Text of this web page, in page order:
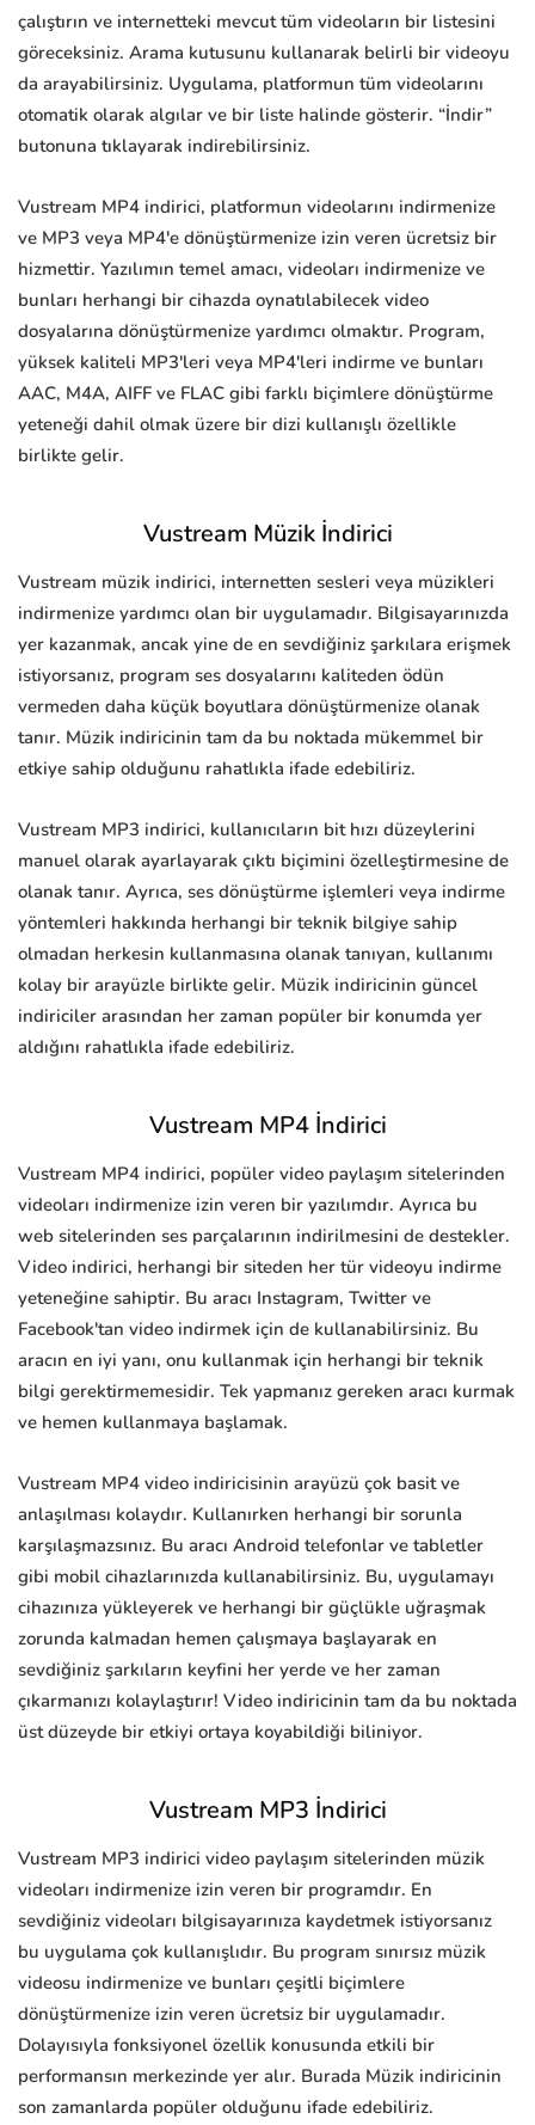
çalıştırın ve internetteki mevcut tüm videoların bir listesini
göreceksiniz. Arama kutusunu kullanarak belirli bir videoyu
da arayabilirsiniz. Uygulama, platformun tüm videolarını
otomatik olarak algılar ve bir liste halinde gösterir. “İndir”
butonuna tıklayarak indirebilirsiniz.
Vustream MP4 indirici, platformun videolarını indirmenize
ve MP3 veya MP4'e dönüştürmenize izin veren ücretsiz bir
hizmettir. Yazılımın temel amacı, videoları indirmenize ve
bunları herhangi bir cihazda oynatılabilecek video
dosyalarına dönüştürmenize yardımcı olmaktır. Program,
yüksek kaliteli MP3'leri veya MP4'leri indirme ve bunları
AAC, M4A, AIFF ve FLAC gibi farklı biçimlere dönüştürme
yeteneği dahil olmak üzere bir dizi kullanışlı özellikle
birlikte gelir.
Vustream Müzik İndirici
Vustream müzik indirici, internetten sesleri veya müzikleri
indirmenize yardımcı olan bir uygulamadır. Bilgisayarınızda
yer kazanmak, ancak yine de en sevdiğiniz şarkılara erişmek
istiyorsanız, program ses dosyalarını kaliteden ödün
vermeden daha küçük boyutlara dönüştürmenize olanak
tanır. Müzik indiricinin tam da bu noktada mükemmel bir
etkiye sahip olduğunu rahatlıkla ifade edebiliriz.
Vustream MP3 indirici, kullanıcıların bit hızı düzeylerini
manuel olarak ayarlayarak çıktı biçimini özelleştirmesine de
olanak tanır. Ayrıca, ses dönüştürme işlemleri veya indirme
yöntemleri hakkında herhangi bir teknik bilgiye sahip
olmadan herkesin kullanmasına olanak tanıyan, kullanımı
kolay bir arayüzle birlikte gelir. Müzik indiricinin güncel
indiriciler arasından her zaman popüler bir konumda yer
aldığını rahatlıkla ifade edebiliriz.
Vustream MP4 İndirici
Vustream MP4 indirici, popüler video paylaşım sitelerinden
videoları indirmenize izin veren bir yazılımdır. Ayrıca bu
web sitelerinden ses parçalarının indirilmesini de destekler.
Video indirici, herhangi bir siteden her tür videoyu indirme
yeteneğine sahiptir. Bu aracı Instagram, Twitter ve
Facebook'tan video indirmek için de kullanabilirsiniz. Bu
aracın en iyi yanı, onu kullanmak için herhangi bir teknik
bilgi gerektirmemesidir. Tek yapmanız gereken aracı kurmak
ve hemen kullanmaya başlamak.
Vustream MP4 video indiricisinin arayüzü çok basit ve
anlaşılması kolaydır. Kullanırken herhangi bir sorunla
karşılaşmazsınız. Bu aracı Android telefonlar ve tabletler
gibi mobil cihazlarınızda kullanabilirsiniz. Bu, uygulamayı
cihazınıza yükleyerek ve herhangi bir güçlükle uğraşmak
zorunda kalmadan hemen çalışmaya başlayarak en
sevdiğiniz şarkıların keyfini her yerde ve her zaman
çıkarmanızı kolaylaştırır! Video indiricinin tam da bu noktada
üst düzeyde bir etkiyi ortaya koyabildiği biliniyor.
Vustream MP3 İndirici
Vustream MP3 indirici video paylaşım sitelerinden müzik
videoları indirmenize izin veren bir programdır. En
sevdiğiniz videoları bilgisayarınıza kaydetmek istiyorsanız
bu uygulama çok kullanışlıdır. Bu program sınırsız müzik
videosu indirmenize ve bunları çeşitli biçimlere
dönüştürmenize izin veren ücretsiz bir uygulamadır.
Dolayısıyla fonksiyonel özellik konusunda etkili bir
performansın merkezinde yer alır. Burada Müzik indiricinin
son zamanlarda popüler olduğunu ifade edebiliriz.